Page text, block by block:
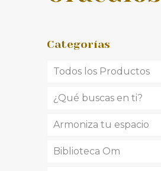
Categorías
Todos los Productos
¿Qué buscas en ti?
Amor Propio
Calma
Armoniza tu espacio
Altares
Biblioteca Om